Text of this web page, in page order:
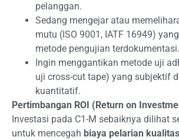
pelanggan.
Sedang mengejar atau
mutu (ISO 9001, IATF 16949)
metode pengujian terdokumentasi.
Ingin menggantikan metode uji
uji cross-cut tape) yang subjektif
kuantitatif.
Pertimbangan ROI (Return on
Investasi pada C1-M sebaiknya dilihat
untuk mencegah biaya pelarian